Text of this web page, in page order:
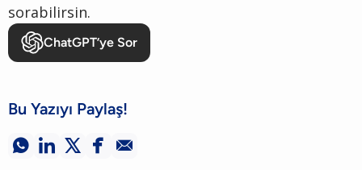
sorabilirsin.
ChatGPT’ye Sor
Bu Yazıyı Paylaş!
    